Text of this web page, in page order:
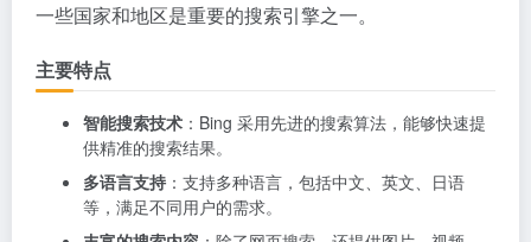
一些国家和地区是重要的搜索引擎之一。
主要特点
智能搜索技术 ：Bing 采用先进的搜索算法，能够快速提
供精准的搜索结果。
多语言支持 ：支持多种语言，包括中文、英文、日语
等，满足不同用户的需求。